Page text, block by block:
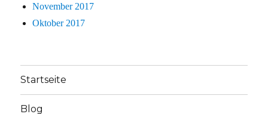
November 2017
Oktober 2017
Startseite
Blog